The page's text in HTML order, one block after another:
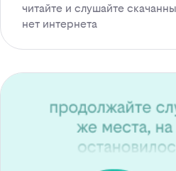
читайте и слушайте
нет интернета